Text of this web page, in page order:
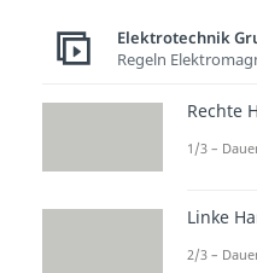
Nach
Elektrotechnik
Regeln
Rechte
1/3 –
Linke
2/3 –